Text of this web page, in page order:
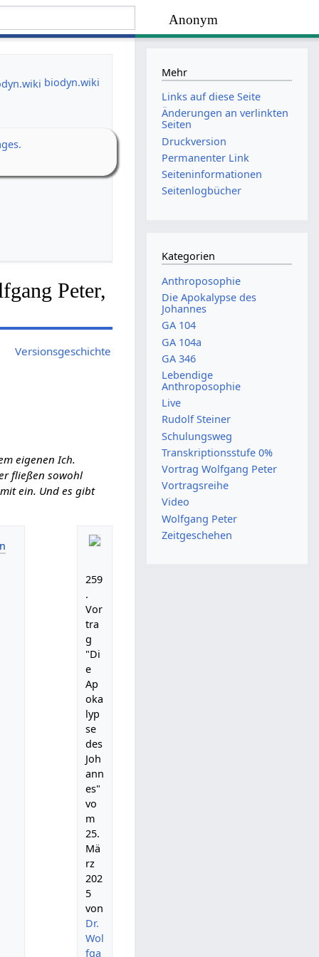
Anonym
biodyn.wiki
Peter,
Versionsgeschichte
eigenen Ich.
fließen sowohl
ein. Und es gibt
259
.
Vor
tra
g
"Di
e
Ap
oka
lyp
se
des
Joh
ann
es"
vo
m
25.
Mä
rz
202
5
von
Dr.
Wol
fga
Mehr
Links auf diese Seite
Änderungen an verlinkten
Seiten
Druckversion
Permanenter Link
Seiten­­informationen
Seitenlogbücher
Kategorien
Anthroposophie
Die Apokalypse des
Johannes
GA 104
GA 104a
GA 346
Lebendige
Anthroposophie
Live
Rudolf Steiner
Schulungsweg
Transkriptionsstufe 0%
Vortrag Wolfgang Peter
Vortragsreihe
Video
Wolfgang Peter
Zeitgeschehen